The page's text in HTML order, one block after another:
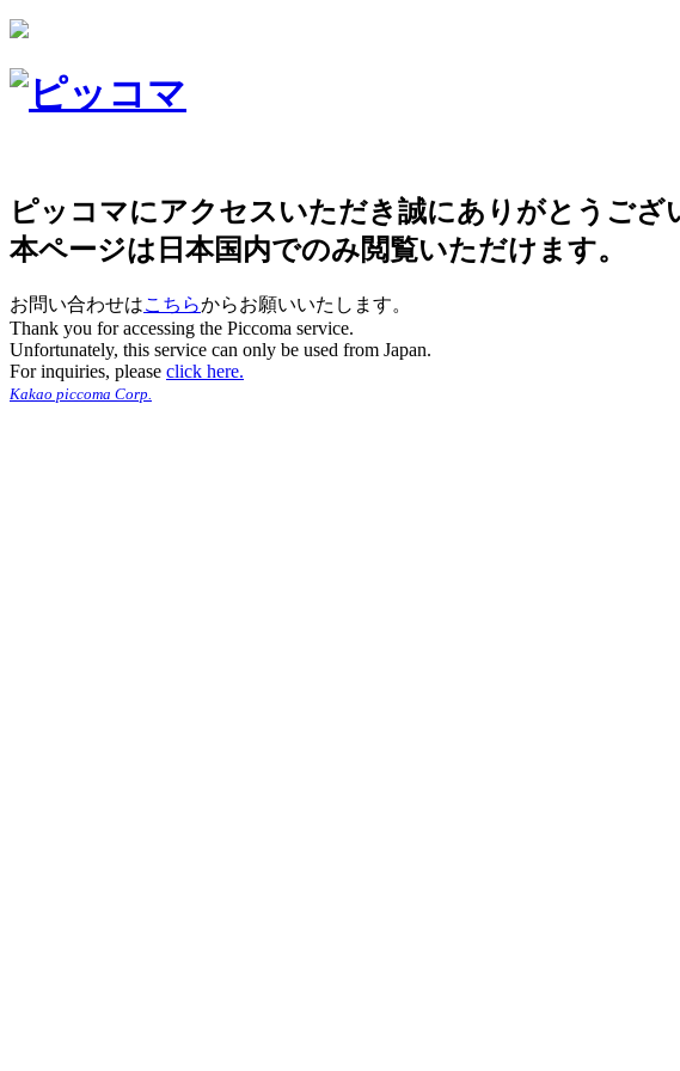
ピッコマにアクセスいただき誠にありがとうござ
本ページは日本国内でのみ閲覧いただけます。
お問い合わせはこちらからお願いいたします。
Thank you for accessing the Piccoma service.
Unfortunately, this service can only be used from Japan.
For inquiries, please click here.
Kakao piccoma Corp.